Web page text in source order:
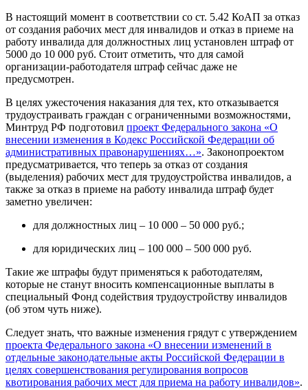
В настоящий момент в соответствии со ст. 5.42 КоАП за отказ
от создания рабочих мест для инвалидов и отказ в приеме на
работу инвалида для должностных лиц установлен штраф от
5000 до 10 000 руб. Стоит отметить, что для самой
организации-работодателя штраф сейчас даже не
предусмотрен.
В целях ужесточения наказания для тех, кто отказывается
трудоустраивать граждан с ограниченными возможностями,
Минтруд РФ подготовил проект Федерального закона «О
внесении изменения в Кодекс Российской Федерации об
административных правонарушениях…». Законопроектом
предусматривается, что теперь за отказ от создания
(выделения) рабочих мест для трудоустройства инвалидов, а
также за отказ в приеме на работу инвалида штраф будет
заметно увеличен:
для должностных лиц – 10 000 – 50 000 руб.;
для юридических лиц – 100 000 – 500 000 руб.
Такие же штрафы будут применяться к работодателям,
которые не станут вносить компенсационные выплаты в
специальный Фонд содействия трудоустройству инвалидов
(об этом чуть ниже).
Следует знать, что важные изменения грядут с утверждением
проекта Федерального закона «О внесении изменений в
отдельные законодательные акты Российской Федерации в
целях совершенствования регулирования вопросов
квотирования рабочих мест для приема на работу инвалидов».